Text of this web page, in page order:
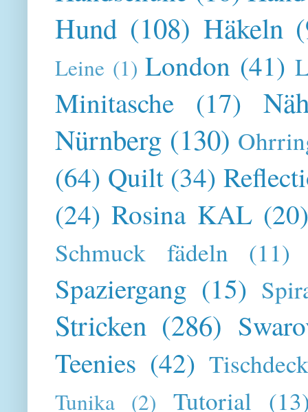
Hund (108) Häkeln
Leine (1) London (41)
Minitasche (17)
Nürnberg (130)
(64) Quilt (34)
(24) Rosina KAL
Schmuck fädeln (11)
Spaziergang (15)
Stricken (286)
Teenies (42)
Tunika (2) Tutorial